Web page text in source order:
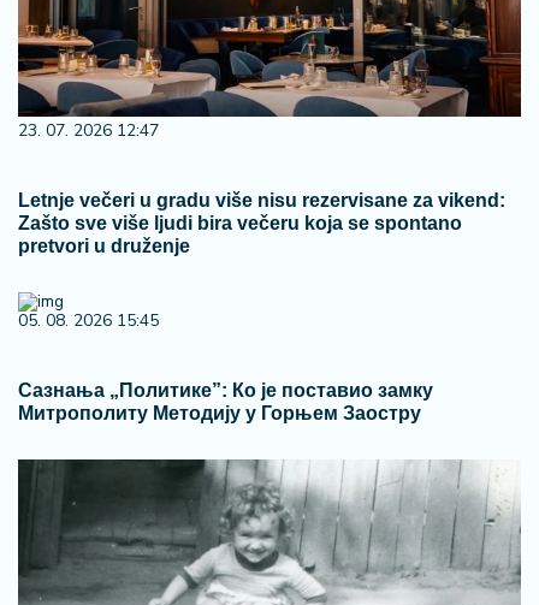
23. 07. 2026 12:47
Letnje večeri u gradu više nisu rezervisane za vikend:
Zašto sve više ljudi bira večeru koja se spontano
pretvori u druženje
05. 08. 2026 15:45
Сазнања „Политике”: Ко је поставио замку
Митрополиту Методију у Горњем Заостру